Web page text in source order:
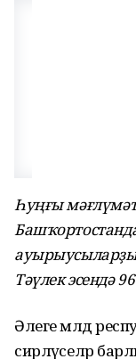
Һуңғы
Тәүлек эсендә
Әлеге мәлдә
сирләүселәр